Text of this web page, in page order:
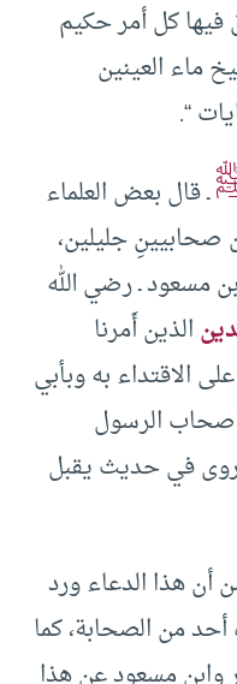
فيها كل أمر حكيم
ماء العينين
“.
ـ قال بعض العلماء
جليلين،
مسعود ـ رضي الله
الذين أَمرنا
الاقتداء به وبأبي
الرسول
روى في حديث يقبل
أن هذا الدعاء ورد
من الصحابة، كما